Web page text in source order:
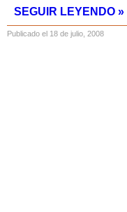
SEGUIR LEYENDO »
Publicado el 18 de julio, 2008